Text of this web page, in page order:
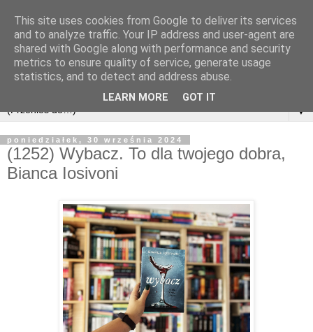
▼
poniedziałek, 30 września 2024
(1252) Wybacz. To dla twojego dobra,
Bianca Iosivoni
This site uses cookies from Google to deliver its services
and to analyze traffic. Your IP address and user-agent are
shared with Google along with performance and security
metrics to ensure quality of service, generate usage
statistics, and to detect and address abuse.
LEARN MORE GOT IT